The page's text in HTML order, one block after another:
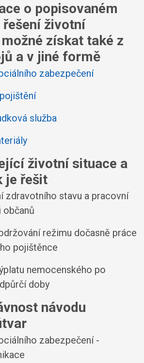
o popisovaném
životní
získat také z
a v jiné formě
zabezpečení
služba
životní situace a
je řešit
zdravotního stavu a pracovní
režimu dočasně práce
pojištěnce
nemocenského po
doby
návodu
zabezpečení -